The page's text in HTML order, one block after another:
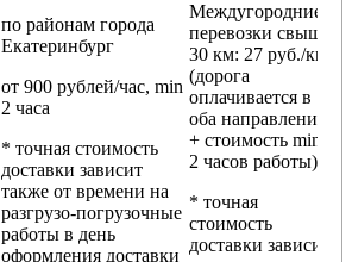
по районам города
Екатеринбург
от 900 рублей/час, min
2 часа
* точная стоимость
доставки зависит
также от времени на
разгрузо-погрузочные
работы в день
оформления доставки
Междугородние
перевозки свыше
30 км: 27 руб./км
(дорога
оплачивается в
оба направления
+ стоимость min
2 часов работы)
* точная
стоимость
доставки зависит